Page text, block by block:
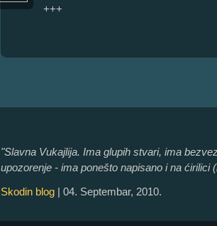
+++
"Slavna Vukajlija. Ima glupih stvari, ima
upozorenje - ima ponešto napisano i na
Skodin blog | 04. Septembar, 2010.